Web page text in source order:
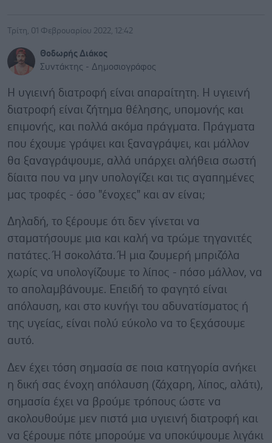
Τρίτη, 01 Φεβρουαρίου 2022, 12:42
Θοδωρής Διάκος
Συντάκτης - Δημοσιογράφος
Η υγιεινή διατροφή είναι απαραίτητη. Η υγιεινή
διατροφή είναι ζήτημα θέλησης, υπομονής και
επιμονής, και πολλά ακόμα πράγματα. Πράγματα
που έχουμε γράψει και ξαναγράψει, και μάλλον
θα ξαναγράψουμε, αλλά υπάρχει αλήθεια σωστή
δίαιτα που να μην υπολογίζει και τις αγαπημένες
μας τροφές - όσο "ένοχες" και αν είναι;
Δηλαδή, το ξέρουμε ότι δεν γίνεται να
σταματήσουμε μια και καλή να τρώμε τηγανιτές
πατάτες. Ή σοκολάτα. Ή μια ζουμερή μπριζόλα
χωρίς να υπολογίζουμε το λίπος - πόσο μάλλον, να
το απολαμβάνουμε. Επειδή το φαγητό είναι
απόλαυση, και στο κυνήγι του αδυνατίσματος ή
της υγείας, είναι πολύ εύκολο να το ξεχάσουμε
αυτό.
Δεν έχει τόση σημασία σε ποια κατηγορία ανήκει
η δική σας ένοχη απόλαυση (ζάχαρη, λίπος, αλάτι),
σημασία έχει να βρούμε τρόπους ώστε να
ακολουθούμε μεν πιστά μια υγιεινή διατροφή και
να ξέρουμε πότε μπορούμε να υποκύψουμε λιγάκι